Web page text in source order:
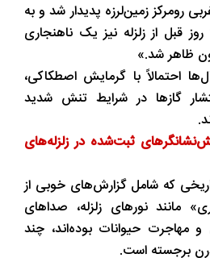
رومرکز زمین‌لرزه پدیدار شد و به
تدریج گسترش یافت. ۹ روز قبل از زلزله نیز یک ناهنجاری
ظاهر شد.»
احتمالاً با گرمایش اصطکاکی،
گازها در شرایط تنش شدید
ثبت‌شده در زلزله‌های
که شامل گزارش‌های خوبی از
مانند نورهای زلزله، صداهای
مهاجرت حیوانات بوده‌اند، چند
برجسته است.